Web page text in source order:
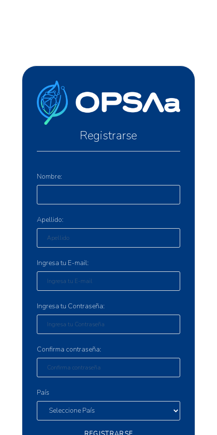
Registrarse
Nombre:
Apellido:
Ingresa tu E-mail:
Ingresa tu Contraseña:
Confirma contraseña:
País